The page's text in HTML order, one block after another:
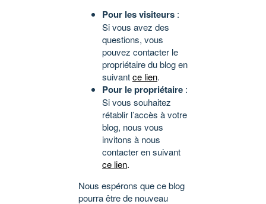
Pour les visiteurs :
Si vous avez des
questions, vous
pouvez contacter le
propriétaire du blog en
suivantce lien.
Pour le propriétaire :
Si vous souhaitez
rétablir l’accès à votre
blog, nous vous
invitons à nous
contacter en suivant
ce lien.
Nous espérons que ce blog
pourra être de nouveau